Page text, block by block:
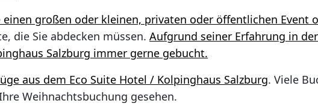
einen großen oder kleinen, privaten oder öffentlichen Event
die Sie abdecken müssen. Aufgrund seiner Erfahrung in
Salzburg immer gerne gebucht.
aus dem Eco Suite Hotel / Kolpinghaus Salzburg. Viele
Weihnachtsbuchung gesehen.